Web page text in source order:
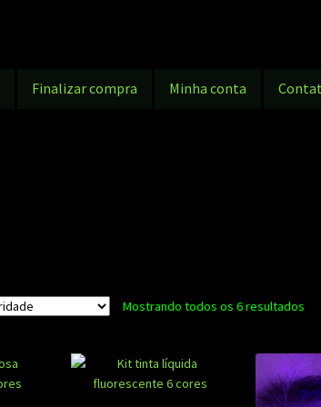
Finalizar compra Minha conta
Mostrando todos os 6 resultados